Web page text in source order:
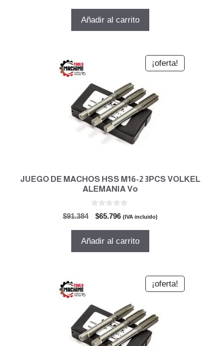
original
actual
Añadir al carrito
¡oferta!
JUEGO DE MACHOS HSS M16-2 3PCS VOLKEL
ALEMANIA Vo
$91.384
El
original
$65.796El
actual
(IVA incluido)
Añadir al carrito
¡oferta!